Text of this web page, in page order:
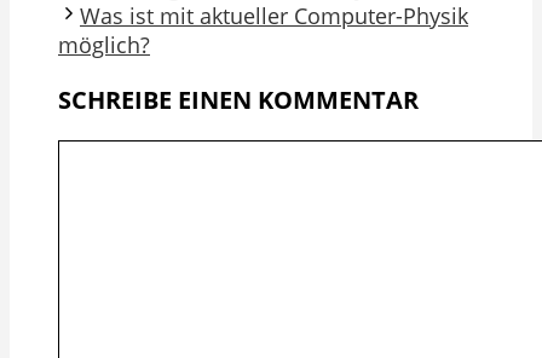
Was ist mit aktueller Computer-Physik
möglich?
SCHREIBE EINEN KOMMENTAR